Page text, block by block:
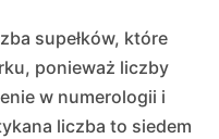
supełków, które
ponieważ liczby
w numerologii i
liczba to siedem